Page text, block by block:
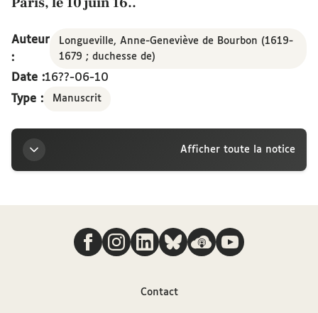
Auteur
:
Longueville, Anne-Geneviève de Bourbon (1619-
1679 ; duchesse de)
Date :16??-06-10
Type :
Manuscrit
Afficher toute la notice
Titre
Madame de Longueville à la Révérende Mère Agnès
de St -Paul [Arnauld] : lettre écrite de Paris, le 10
Nous suivre
Contact